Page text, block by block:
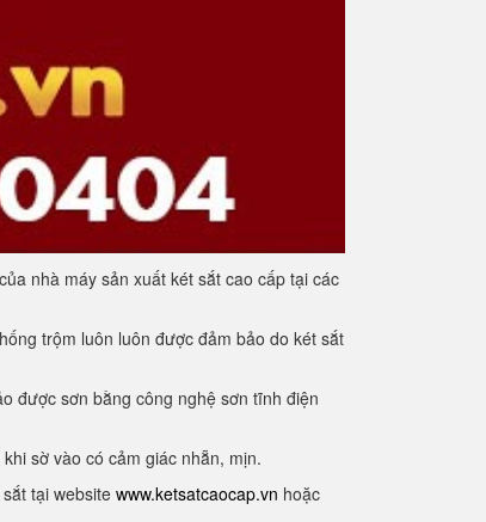
nhà máy sản xuất két sắt cao cấp tại các
trộm luôn luôn được đảm bảo do két sắt
được sơn bằng công nghệ sơn tĩnh điện
sờ vào có cảm giác nhẵn, mịn.
tại website www.ketsatcaocap.vn hoặc